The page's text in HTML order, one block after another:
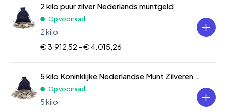
2 kilo puur zilver Nederlands muntgeld
Op voorraad
2 kilo
€ 3.912,52 -€ 4.015,26
5 kilo Koninklijke Nederlandse Munt Zilveren Munt Divers
Op voorraad
5 kilo